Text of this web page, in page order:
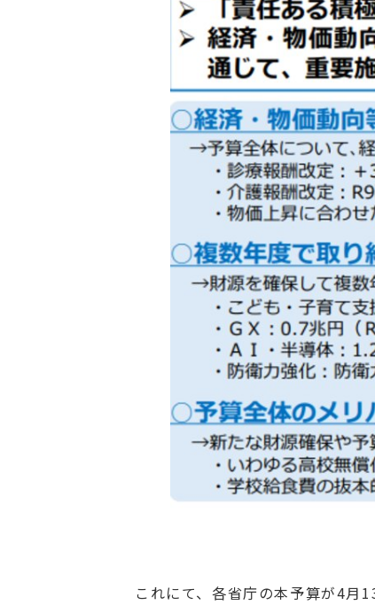
これにて、各省庁の本予算が4月